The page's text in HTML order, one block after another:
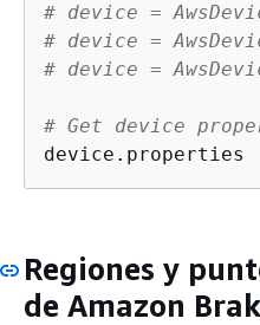
# device =
# device =
# device =
# Get device
device.properties
Regiones y
de Amazon